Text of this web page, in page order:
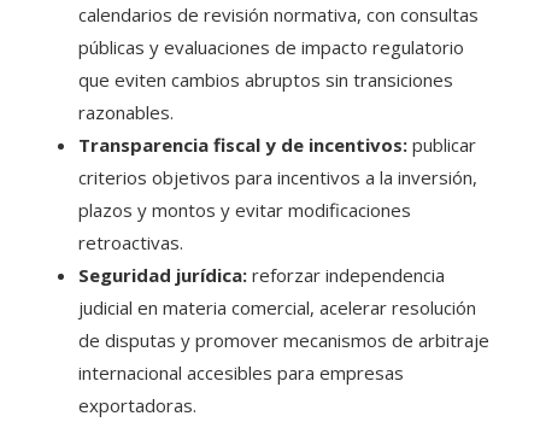
calendarios de revisión normativa, con consultas
públicas y evaluaciones de impacto regulatorio
que eviten cambios abruptos sin transiciones
razonables.
Transparencia fiscal y de incentivos: publicar
criterios objetivos para incentivos a la inversión,
plazos y montos y evitar modificaciones
retroactivas.
Seguridad jurídica: reforzar independencia
judicial en materia comercial, acelerar resolución
de disputas y promover mecanismos de arbitraje
internacional accesibles para empresas
exportadoras.